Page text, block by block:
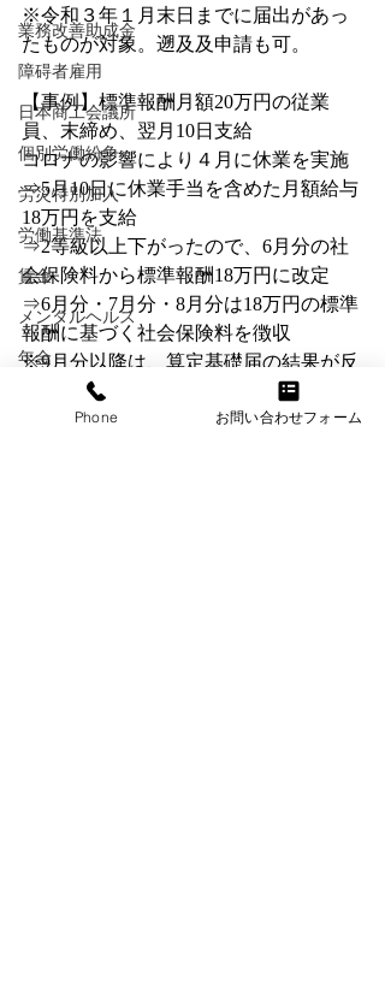
業務改善助成金
障碍者雇用
日本商工会議所
個別労働紛争
労災特別加入
労働基準法
賃金
メンタルヘルス
年金
情報セキュリティ
※令和３年１月末日までに届出があっ
たものが対象。遡及及申請も可。
【事例】標準報酬月額20万円の従業
員、末締め、翌月10日支給
コロナの影響により４月に休業を実施
⇒5月10日に休業手当を含めた月額給与
18万円を支給
⇒2等級以上下がったので、6月分の社
会保険料から標準報酬18万円に改定
⇒6月分・7月分・8月分は18万円の標準
報酬に基づく社会保険料を徴収
※9月分以降は、算定基礎届の結果が反
映された社会保険料となります。
Phone お問い合わせフォーム